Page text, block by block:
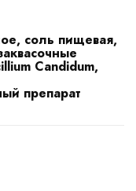
соль пищевая,
Candidum,
препарат